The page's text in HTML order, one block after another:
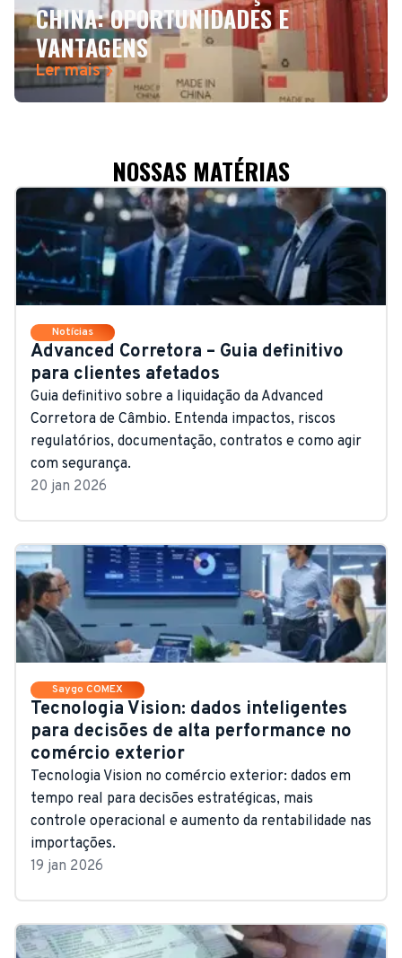
CHINA: OPORTUNIDADES E
VANTAGENS
Ler mais
NOSSAS MATÉRIAS
Notícias
Advanced Corretora – Guia definitivo
para clientes afetados
Guia definitivo sobre a liquidação da Advanced
Corretora de Câmbio. Entenda impactos, riscos
regulatórios, documentação, contratos e como agir
com segurança.
20 jan 2026
Saygo COMEX
Tecnologia Vision: dados inteligentes
para decisões de alta performance no
comércio exterior
Tecnologia Vision no comércio exterior: dados em
tempo real para decisões estratégicas, mais
controle operacional e aumento da rentabilidade nas
importações.
19 jan 2026